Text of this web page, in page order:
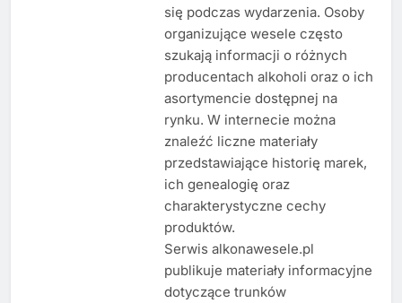
się podczas wydarzenia. Osoby
organizujące wesele często
szukają informacji o różnych
producentach alkoholi oraz o ich
asortymencie dostępnej na
rynku. W internecie można
znaleźć liczne materiały
przedstawiające historię marek,
ich genealogię oraz
charakterystyczne cechy
produktów.
Serwis alkonawesele.pl
publikuje materiały informacyjne
dotyczące trunków